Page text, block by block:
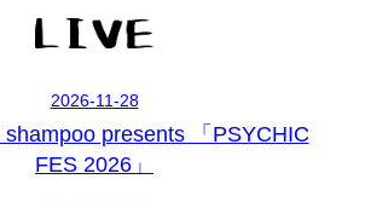
2026-11-28
presents 「PSYCHIC
FES 2026」